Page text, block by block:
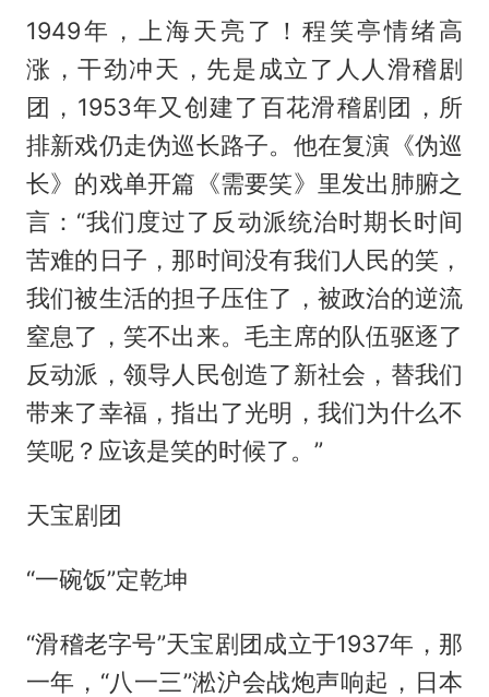
1949年，上海天亮了！程笑亭情绪高
涨，干劲冲天，先是成立了人人滑稽剧
团，1953年又创建了百花滑稽剧团，所
排新戏仍走伪巡长路子。他在复演《伪巡
长》的戏单开篇《需要笑》里发出肺腑之
言：“我们度过了反动派统治时期长时间
苦难的日子，那时间没有我们人民的笑，
我们被生活的担子压住了，被政治的逆流
窒息了，笑不出来。毛主席的队伍驱逐了
反动派，领导人民创造了新社会，替我们
带来了幸福，指出了光明，我们为什么不
笑呢？应该是笑的时候了。”
天宝剧团
“一碗饭”定乾坤
“滑稽老字号”天宝剧团成立于1937年，那
一年，“八一三”淞沪会战炮声响起，日本